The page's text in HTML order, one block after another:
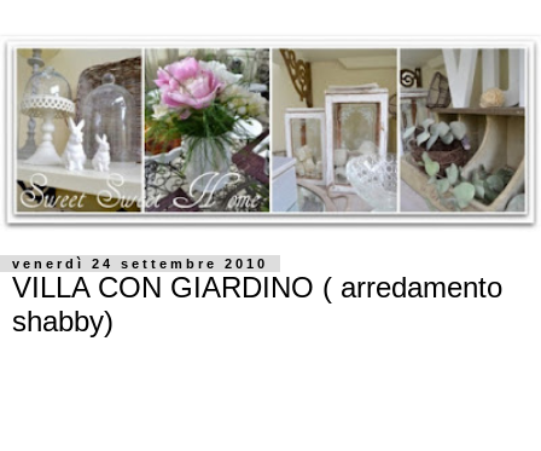
venerdì 24 settembre 2010
VILLA CON GIARDINO ( arredamento
shabby)